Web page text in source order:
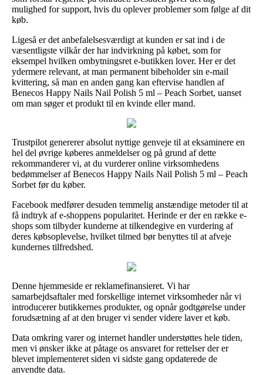
mulighed for support, hvis du oplever problemer som følge af dit
køb.
Ligeså er det anbefalelsesværdigt at kunden er sat ind i de
væsentligste vilkår der har indvirkning på købet, som for
eksempel hvilken ombytningsret e-butikken lover. Her er det
ydermere relevant, at man permanent bibeholder sin e-mail
kvittering, så man en anden gang kan eftervise handlen af
Benecos Happy Nails Nail Polish 5 ml – Peach Sorbet, uanset
om man søger et produkt til en kvinde eller mand.
Trustpilot genererer absolut nyttige genveje til at eksaminere en
hel del øvrige køberes anmeldelser og på grund af dette
rekommanderer vi, at du vurderer online virksomhedens
bedømmelser af Benecos Happy Nails Nail Polish 5 ml – Peach
Sorbet før du køber.
Facebook medfører desuden temmelig anstændige metoder til at
få indtryk af e-shoppens popularitet. Herinde er der en række e-
shops som tilbyder kunderne at tilkendegive en vurdering af
deres købsoplevelse, hvilket tilmed bør benyttes til at afveje
kundernes tilfredshed.
Denne hjemmeside er reklamefinansieret. Vi har
samarbejdsaftaler med forskellige internet virksomheder når vi
introducerer butikkernes produkter, og opnår godtgørelse under
forudsætning af at den bruger vi sender videre laver et køb.
Data omkring varer og internet handler understøttes hele tiden,
men vi ønsker ikke at påtage os ansvaret for rettelser der er
blevet implementeret siden vi sidste gang opdaterede de
anvendte data.